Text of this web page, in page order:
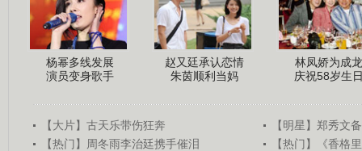
杨幂多线发展
演员变身歌手
赵又廷承认恋情
朱茵顺利当妈
林凤娇为成龙
庆祝58岁生
【大片】古天乐带伤狂奔
【明星】郑秀文
【热门】周冬雨李治廷携手催泪
【热门】《香格